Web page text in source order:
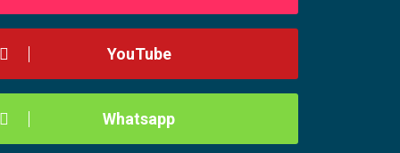
YouTube
Whatsapp